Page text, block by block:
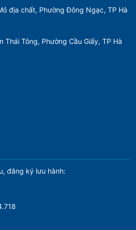
địa chất, Phường Đông Ngạc, TP Hà
Thái Tông, Phường Cầu Giấy, TP Hà
đăng ký lưu hành: